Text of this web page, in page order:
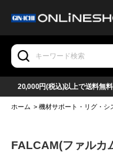
20,000円(税込)以上で送料無
ホーム >機材サポート・リグ・シ
FALCAM(ファルカ